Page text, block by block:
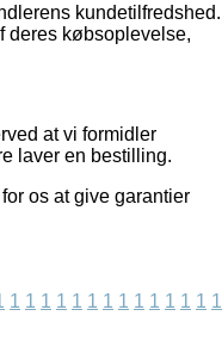
kundetilfredshed.
deres købsoplevelse,
at vi formidler
laver en bestilling.
os at give garantier
1 1 1 1 1 1 1 1 1 1 1 1 1 1